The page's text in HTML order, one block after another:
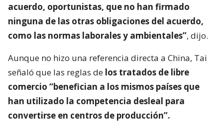
acuerdo, oportunistas, que no han firmado
ninguna de las otras obligaciones del acuerdo,
como las normas laborales y ambientales”, dijo.
Aunque no hizo una referencia directa a China, Tai
señaló que las reglas de los tratados de libre
comercio “benefician a los mismos países que
han utilizado la competencia desleal para
convertirse en centros de producción”.